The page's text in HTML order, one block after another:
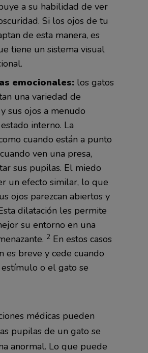
a su habilidad de ver
Si los ojos de tu
de esta manera, es
tiene un sistema visual
emocionales: los gatos
una variedad de
sus ojos a menudo
interno. La
cuando están a punto
ven una presa,
sus pupilas. El miedo
un efecto similar, lo que
ojos parezcan abiertos y
dilatación les permite
su entorno en una
2En estos casos
es breve y cede cuando
o el gato se
médicas pueden
pupilas de un gato se
anormal. Lo que puede